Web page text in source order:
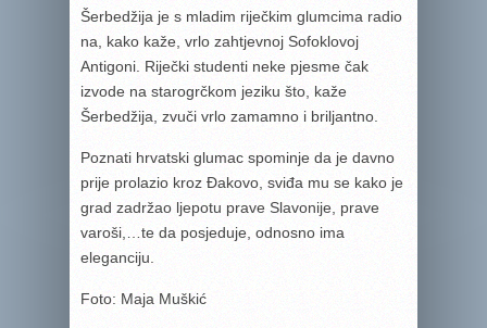
Šerbedžija je s mladim riječkim glumcima radio
na, kako kaže, vrlo zahtjevnoj Sofoklovoj
Antigoni. Riječki studenti neke pjesme čak
izvode na starogrčkom jeziku što, kaže
Šerbedžija, zvuči vrlo zamamno i briljantno.
Poznati hrvatski glumac spominje da je davno
prije prolazio kroz Đakovo, sviđa mu se kako je
grad zadržao ljepotu prave Slavonije, prave
varoši,…te da posjeduje, odnosno ima
eleganciju.
Foto: Maja Muškić